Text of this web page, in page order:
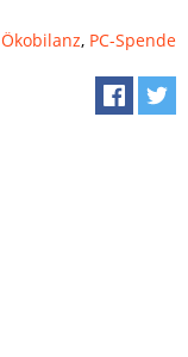
Ökobilanz, PC-Spende